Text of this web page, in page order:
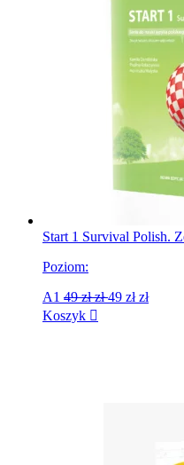
Start 1 Survival Polish.
Poziom:
A1 49 złzł 49 złzł
Koszyk